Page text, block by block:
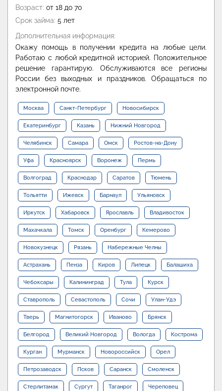
Возраст: от 18 до 70
Срок займа: 5 лет
Дополнительная информация:
Окажу помощь в получении кредита на любые цели.
Работаю с любой кредитной историей. Положительное
решение гарантирую. Обслуживаются все регионы
России без выходных и праздников. Обращаться по
электронной почте.
Москва Санкт-Петербург Новосибирск
Екатеринбург Казань Нижний Новгород
Челябинск Самара Омск Ростов-на-Дону
Уфа Красноярск Воронеж Пермь
Волгоград Краснодар Саратов Тюмень
Тольятти Ижевск Барнаул Ульяновск
Иркутск Хабаровск Ярославль Владивосток
Махачкала Томск Оренбург Кемерово
Новокузнецк Рязань Набережные Челны
Астрахань Пенза Киров Липецк Балашиха
Чебоксары Калининград Тула Курск
Ставрополь Севастополь Сочи Улан-Удэ
Тверь Магнитогорск Иваново Брянск
Белгород Великий Новгород Вологда Кострома
Курган Мурманск Новороссийск Орел
Петрозаводск Псков Саранск Смоленск
Стерлитамак Сургут Таганрог Череповец